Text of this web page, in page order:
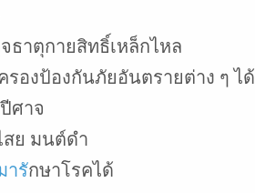
ธาตุกายสิทธิ์เหล็กไหล
รองป้องกันภัยอันตรายต่าง ๆ ได้
ศาจ
ย มนต์ดำ
ารักษาโรคได้